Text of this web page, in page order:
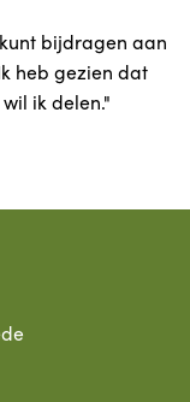
bijdragen aan
heb gezien dat
ik delen."